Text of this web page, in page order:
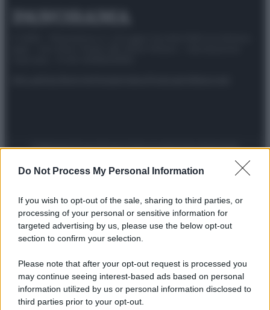
Do Not Process My Personal Information
If you wish to opt-out of the sale, sharing to third parties, or
processing of your personal or sensitive information for
targeted advertising by us, please use the below opt-out
section to confirm your selection.
Please note that after your opt-out request is processed you
may continue seeing interest-based ads based on personal
information utilized by us or personal information disclosed to
third parties prior to your opt-out.
Preferenze PrivacyPrivacy PolicyCookie PolicyNote legali